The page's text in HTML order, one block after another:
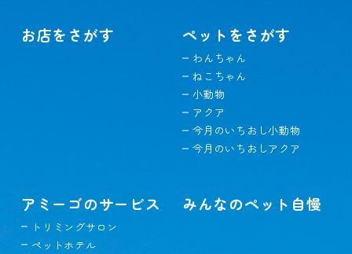
お店をさがす ペットをさがす
わんちゃん
ねこちゃん
小動物
アクア
今月のいちおし小動物
今月のいちおしアクア
アミーゴのサービス
トリミングサロン
ペットホテル
みんなのペット自慢